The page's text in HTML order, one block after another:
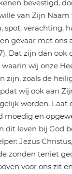
bevestigd,
van Zijn Naam
spot, verachting,
gevaar met ons
Dat zijn dan ook
wij onze
zijn, zoals de
wij ook aan
worden. Laat
moedig en
dit leven bij God
Jezus
zonden teniet
voor ons zit